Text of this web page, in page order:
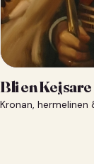
Bli en Kejsare
Kronan,